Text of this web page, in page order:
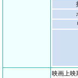
映画上映